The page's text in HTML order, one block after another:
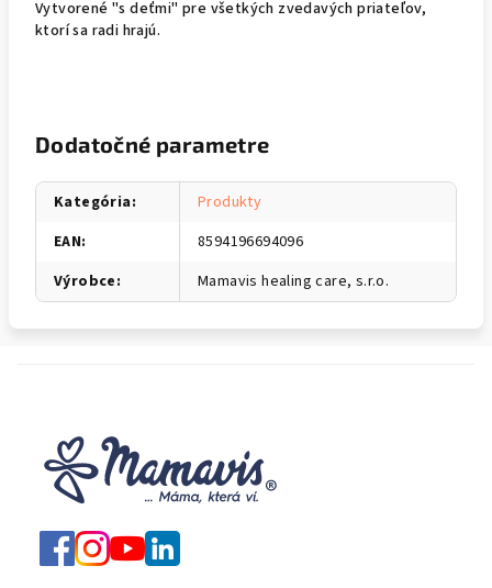
Vytvorené "s deťmi" pre všetkých zvedavých priateľov,
ktorí sa radi hrajú.
Dodatočné parametre
Kategória:
Produkty
EAN:
8594196694096
Výrobce: Mamavis healing care, s.r.o.